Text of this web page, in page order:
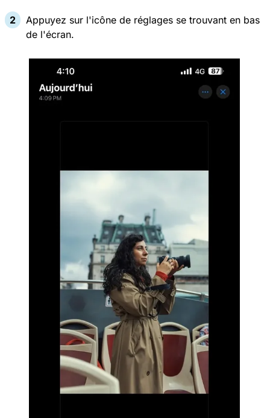
Appuyez sur l'icône de réglages se trouvant en bas
de l'écran.